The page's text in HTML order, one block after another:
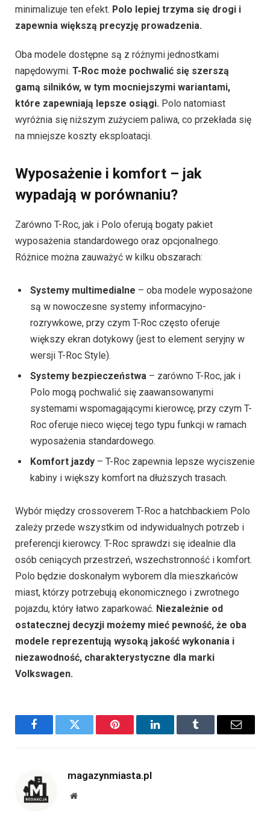
Oba modele dostępne są z różnymi jednostkami
napędowymi.T-Roc może pochwalić się szerszą
które zapewniają lepsze osiągi.Polo natomiast
wyróżnia się niższym zużyciem paliwa, co przekłada się
na mniejsze koszty eksploatacji.
Wyposażenie i komfort – jak
wypadają w porównaniu?
Zarówno T-Roc, jak i Polo oferują bogaty pakiet
wyposażenia standardowego oraz opcjonalnego.
Systemy multimedialne– oba modele wyposażone
są w nowoczesne systemy informacyjno-
większy ekran dotykowy (jest to element seryjnyw
wersji T-Roc Style) .
Systemy bezpieczeństwa– zarówno T-Roc, jak i
Polo mogą pochwalić się zaawansowanymi
systemami wspomagającymi kierowcę, przy czym T-
Roc oferuje nieco więcej tego typu funkcji w ramach
wyposażenia standardowego.
Komfort jazdy– T-Roc zapewnia lepsze wyciszenie
kabiny i większy komfort na dłuższych trasach.
Wybór między crossoverem T-Roc a hatchbackiem Polo
zależy przede wszystkim od indywidualnych potrzeb i
osób ceniących przestrzeń, wszechstronność i komfort.
Polo będzie doskonałym wyborem dla mieszkańców
miast, którzy potrzebują ekonomicznego i zwrotnego
pojazdu, który łatwo zaparkować.Niezależnie od
ostatecznej decyzji możemy mieć pewność, że oba
modele reprezentują wysoką jakość wykonania i
niezawodność, charakterystyczne dla marki
Volkswagen.
magazynmiasta.pl
POWIĄZANE